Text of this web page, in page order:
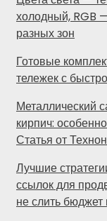
холодный, RGB
разных зон
Готовые
тележек с
Металлический
кирпич:
Статья от
Лучшие
ссылок для
не слить